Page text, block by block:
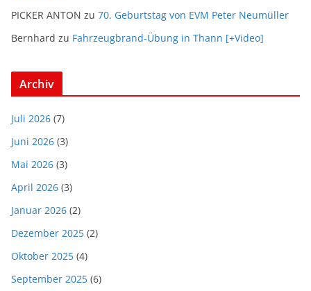
PICKER ANTON zu 70. Geburtstag von EVM Peter Neumüller
Bernhard zu Fahrzeugbrand-Übung in Thann [+Video]
Archiv
Juli 2026 (7)
Juni 2026 (3)
Mai 2026 (3)
April 2026 (3)
Januar 2026 (2)
Dezember 2025 (2)
Oktober 2025 (4)
September 2025 (6)